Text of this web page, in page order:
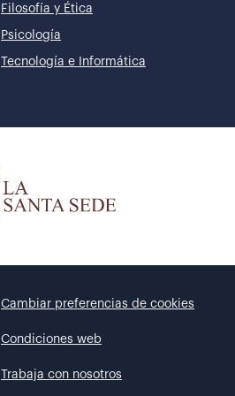
Filosofía y Ética
Psicología
Tecnología e Informática
Cambiar preferencias de cookies
Condiciones web
Trabaja con nosotros